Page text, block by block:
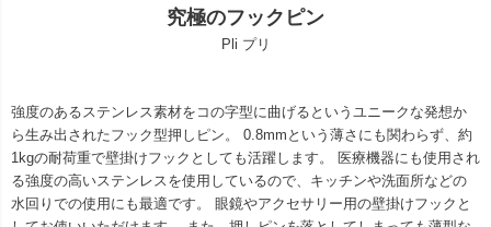
究極のフックピン
Pli プリ
強度のあるステンレス素材をコの字型に曲げるというユニークな発想か
ら生み出されたフック型押しピン。 0.8mmという薄さにも関わらず、約
1kgの耐荷重で壁掛けフックとしても活躍します。 医療機器にも使用され
る強度の高いステンレスを使用しているので、キッチンや洗面所などの
水回りでの使用にも最適です。 眼鏡やアクセサリー用の壁掛けフックと